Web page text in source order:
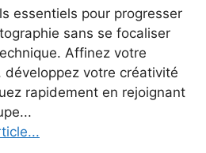
essentiels pour progresser
sans se focaliser
Affinez votre
développez votre créativité
rapidement en rejoignant